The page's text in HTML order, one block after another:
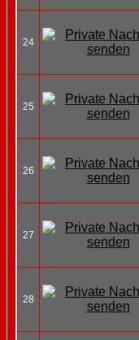
24
25
26
27
28